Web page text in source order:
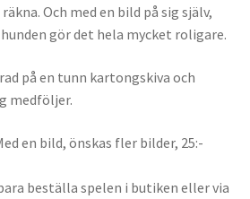
Och med en bild på sig själv,
gör det hela mycket roligare.
på en tunn kartongskiva och
medföljer.
en bild, önskas fler bilder, 25:-
beställa spelen i butiken eller via